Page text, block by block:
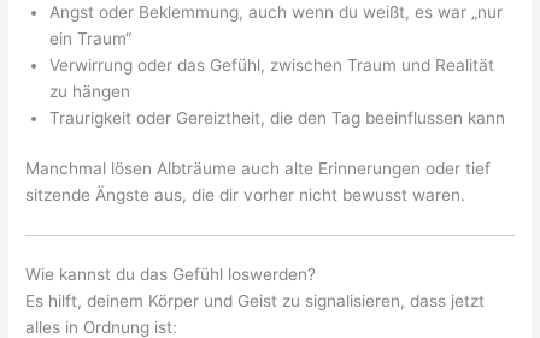
Angst oder Beklemmung, auch wenn du weißt, es war „nur
ein Traum“
Verwirrung oder das Gefühl, zwischen Traum und Realität
zu hängen
Traurigkeit oder Gereiztheit, die den Tag beeinflussen kann
Manchmal lösen Albträume auch alte Erinnerungen oder tief
sitzende Ängste aus, die dir vorher nicht bewusst waren.
Wie kannst du das Gefühl loswerden?
Es hilft, deinem Körper und Geist zu signalisieren, dass jetzt
alles in Ordnung ist: